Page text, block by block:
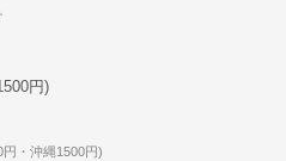
円)
・沖縄1500円)